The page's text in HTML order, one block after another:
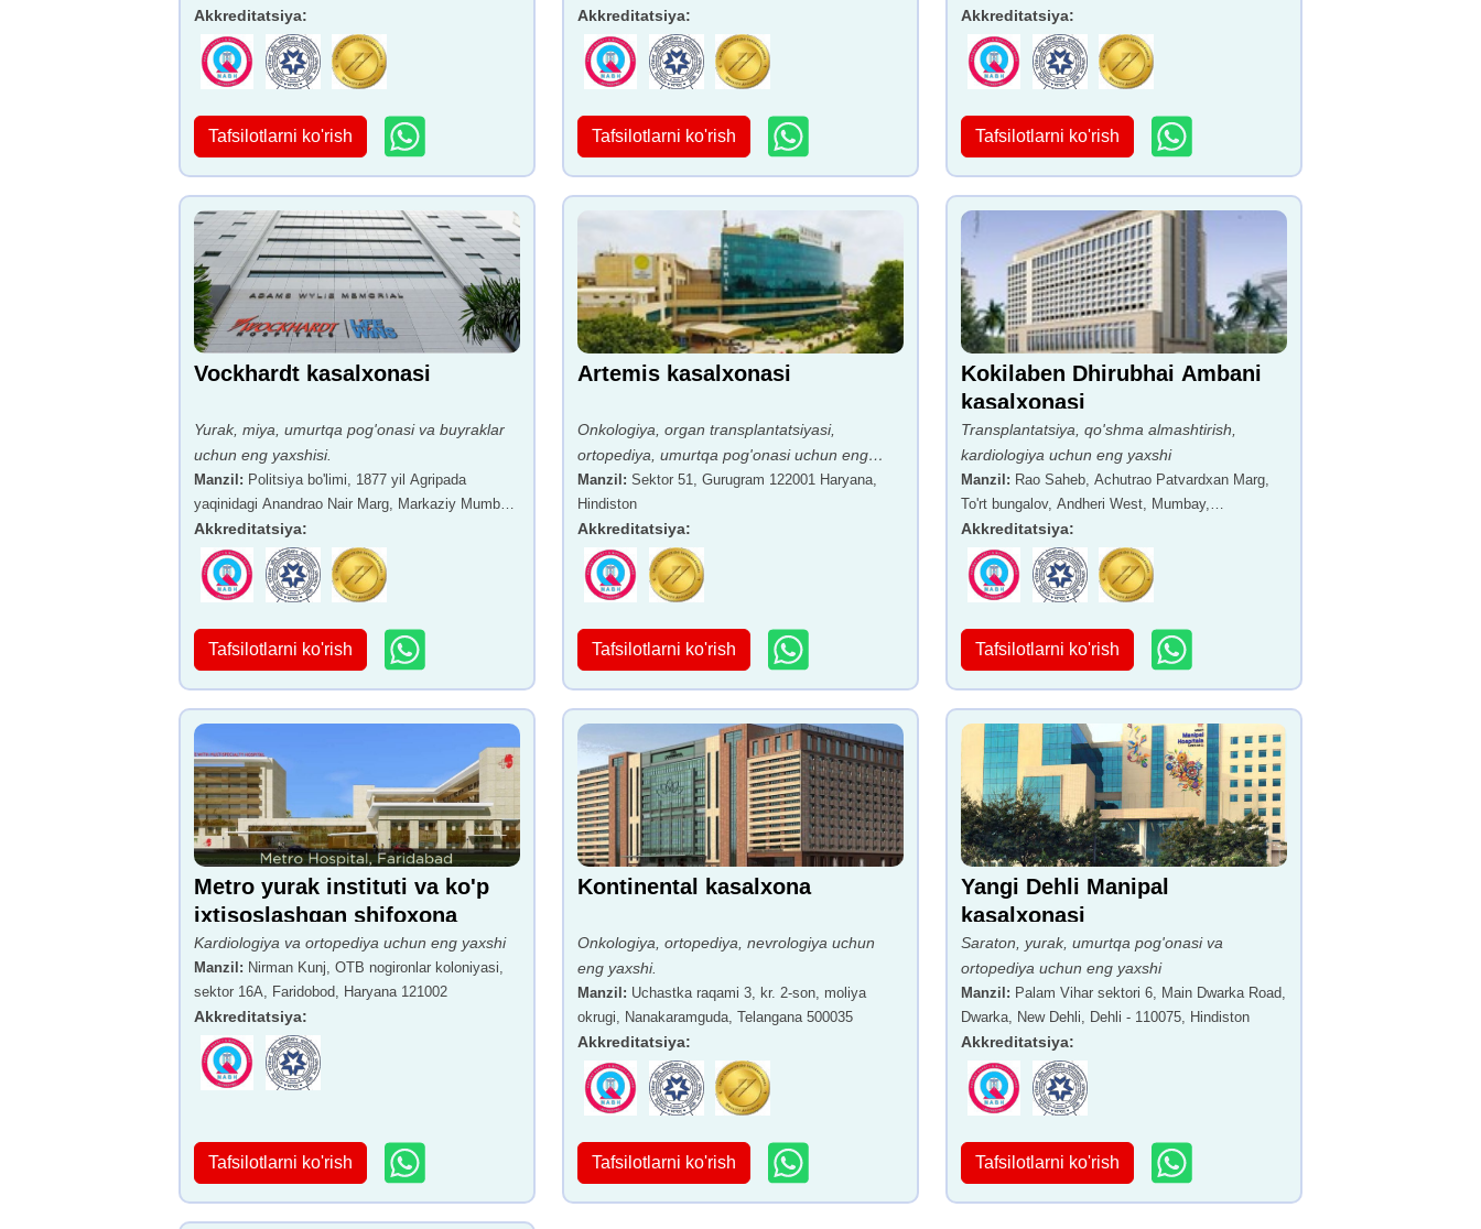
Akkreditatsiya:
Tafsilotlarni ko'rish
Akkreditatsiya:
Tafsilotlarni ko'rish
Akkreditatsiya:
Tafsilotlarni ko'rish
Vockhardt kasalxonasi
Yurak, miya, umurtqa pog'onasi va buyraklar
uchun eng yaxshisi.
Manzil : Politsiya bo'limi, 1877 yil Agripada
yaqinidagi Anandrao Nair Marg, Markaziy Mumbay,
Mumbay, Maharashtra - 400011
Akkreditatsiya:
Tafsilotlarni ko'rish
Artemis kasalxonasi
Onkologiya, organ transplantatsiyasi,
ortopediya, umurtqa pog'onasi uchun eng
yaxshi
Manzil : Sektor 51, Gurugram 122001 Haryana,
Hindiston
Akkreditatsiya:
Tafsilotlarni ko'rish
Kokilaben Dhirubhai Ambani
kasalxonasi
Transplantatsiya, qo'shma almashtirish,
kardiologiya uchun eng yaxshi
Manzil : Rao Saheb, Achutrao Patvardxan Marg,
To'rt bungalov, Andheri West, Mumbay,
Maxarashtra 400053
Akkreditatsiya:
Tafsilotlarni ko'rish
Metro yurak instituti va ko'p
ixtisoslashgan shifoxona
Kardiologiya va ortopediya uchun eng yaxshi
Manzil : Nirman Kunj, OTB nogironlar koloniyasi,
sektor 16A, Faridobod, Haryana 121002
Akkreditatsiya:
Tafsilotlarni ko'rish
Kontinental kasalxona
Onkologiya, ortopediya, nevrologiya uchun
eng yaxshi.
Manzil : Uchastka raqami 3, kr. 2-son, moliya
okrugi, Nanakaramguda, Telangana 500035
Akkreditatsiya:
Tafsilotlarni ko'rish
Yangi Dehli Manipal
kasalxonasi
Saraton, yurak, umurtqa pog'onasi va
ortopediya uchun eng yaxshi
Manzil : Palam Vihar sektori 6, Main Dwarka Road,
Dwarka, New Dehli, Dehli - 110075, Hindiston
Akkreditatsiya:
Tafsilotlarni ko'rish